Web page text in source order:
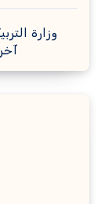
آخر